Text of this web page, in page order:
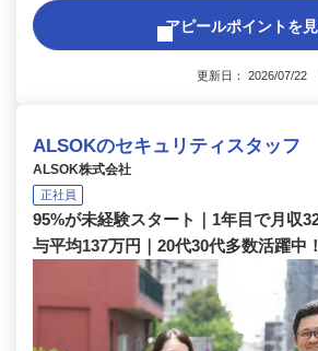
アピールポイントを
更新日： 2026/07/22
ALSOKのセキュリティスタッフ
ALSOK株式会社
正社員
95%が未経験スタート｜1年目で月収
与平均137万円｜20代30代多数活躍中！